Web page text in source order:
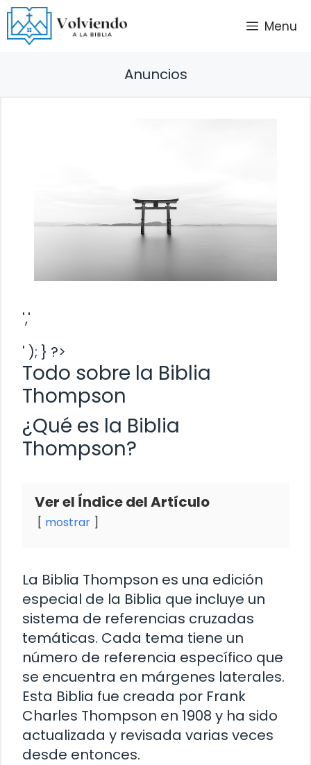
Saltar
al
contenido
Menu
Anuncios
','
' ); } ?>
Todo sobre la Biblia
Thompson
¿Qué es la Biblia
Thompson?
Ver el Índice del Artículo
mostrar
La Biblia Thompson es una edición
especial de la Biblia que incluye un
sistema de referencias cruzadas
temáticas. Cada tema tiene un
número de referencia específico que
se encuentra en márgenes laterales.
Esta Biblia fue creada por Frank
Charles Thompson en 1908 y ha sido
actualizada y revisada varias veces
desde entonces.